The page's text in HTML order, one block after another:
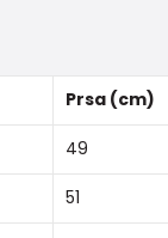
Prsa (cm)
49
51